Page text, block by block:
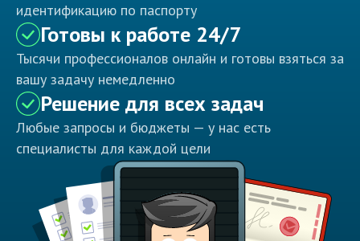
идентификацию по паспорту
Готовы к работе 24/7
Тысячи профессионалов онлайн и готовы взяться за
вашу задачу немедленно
Решение для всех задач
Любые запросы и бюджеты — у нас есть
специалисты для каждой цели